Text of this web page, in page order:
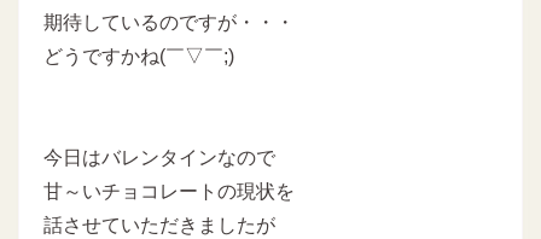
期待しているのですが・・・
どうですかね(￣▽￣;)
今日はバレンタインなので
甘～いチョコレートの現状を
話させていただきましたが